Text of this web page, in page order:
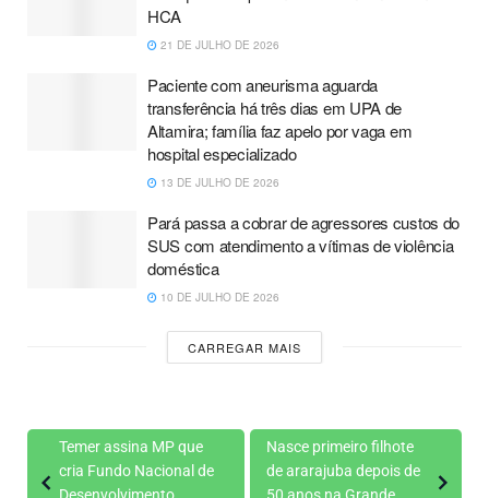
HCA
21 DE JULHO DE 2026
Paciente com aneurisma aguarda
transferência há três dias em UPA de
Altamira; família faz apelo por vaga em
hospital especializado
13 DE JULHO DE 2026
Pará passa a cobrar de agressores custos do
SUS com atendimento a vítimas de violência
doméstica
10 DE JULHO DE 2026
CARREGAR MAIS
Temer assina MP que
cria Fundo Nacional de
Nasce primeiro filhote
de ararajuba depois de